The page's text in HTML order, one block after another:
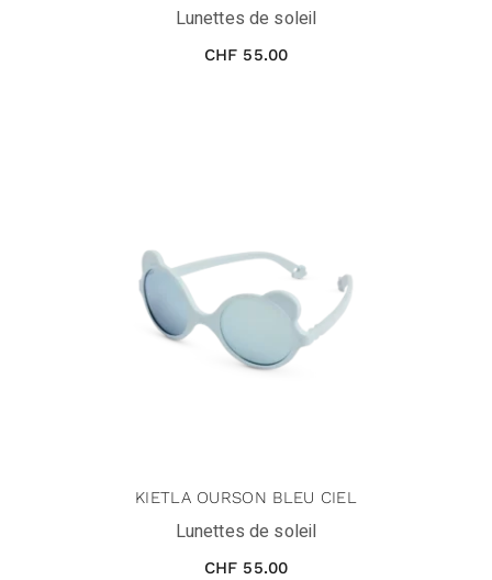
Lunettes de soleil
CHF 55.00
KIETLA OURSON BLEU CIEL
Lunettes de soleil
CHF 55.00